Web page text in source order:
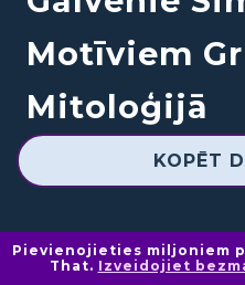
Motīviem
Mitoloģijā
KOPĒT
Pievienojieties miljoniem
That. Izveidojiet